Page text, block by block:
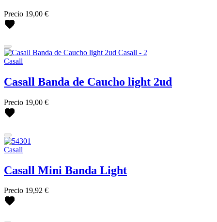
Precio 19,00 €
Casall
Casall Banda de Caucho light 2ud
Precio 19,00 €
Casall
Casall Mini Banda Light
Precio 19,92 €